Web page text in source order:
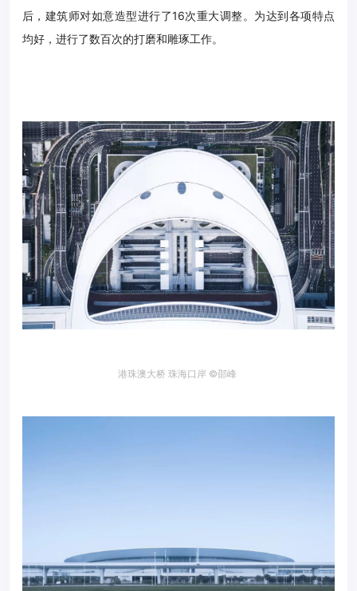
后， 建筑师对如意造型进行了16次重大调整。为达到各项特点
均好，进行了数百次的打磨和雕琢工作。
港珠澳大桥 珠海口岸 ©邵峰